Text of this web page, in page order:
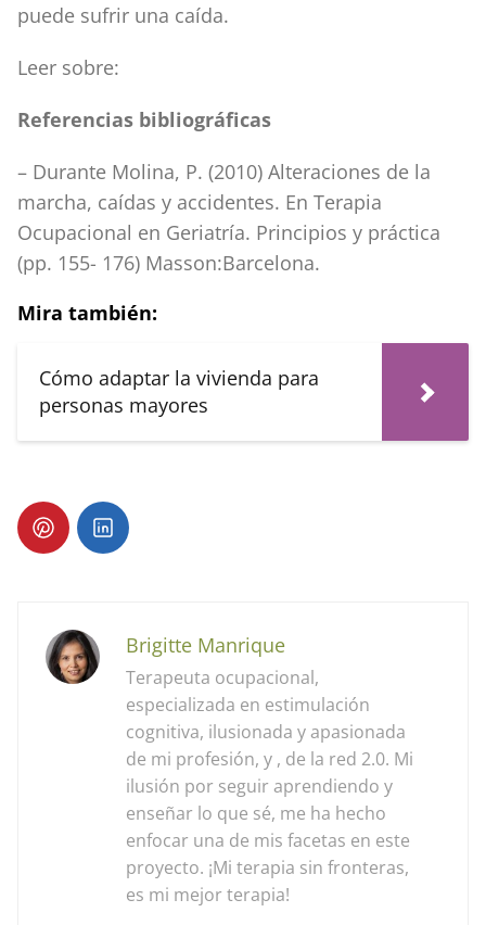
puede sufrir una caída.
Leer sobre:
Referencias bibliográficas
– Durante Molina, P. (2010) Alteraciones de la
marcha, caídas y accidentes. En Terapia
Ocupacional en Geriatría. Principios y práctica
(pp. 155- 176) Masson:Barcelona.
Mira también:
Cómo adaptar la vivienda para
personas mayores
Brigitte Manrique
Terapeuta ocupacional,
especializada en estimulación
cognitiva, ilusionada y apasionada
de mi profesión, y , de la red 2.0. Mi
ilusión por seguir aprendiendo y
enseñar lo que sé, me ha hecho
enfocar una de mis facetas en este
proyecto. ¡Mi terapia sin fronteras,
es mi mejor terapia!